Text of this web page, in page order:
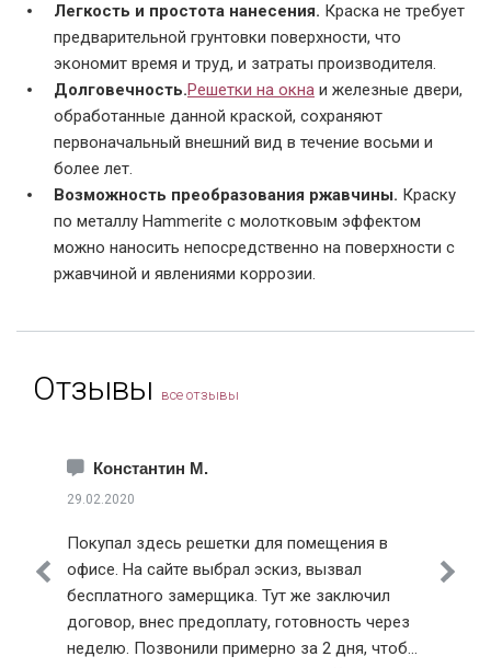
Легкость и простота нанесения. Краска не требует
предварительной грунтовки поверхности, что
экономит время и труд, и затраты производителя.
Долговечность.Решетки на окна и железные двери,
обработанные данной краской, сохраняют
первоначальный внешний вид в течение восьми и
более лет.
Возможность преобразования ржавчины. Краску
по металлу Hammerite с молотковым эффектом
можно наносить непосредственно на поверхности с
ржавчиной и явлениями коррозии.
Отзывы все отзывы
Константин М.
29.02.2020
Покупал здесь решетки для помещения в
офисе. На сайте выбрал эскиз, вызвал
бесплатного замерщика. Тут же заключил
договор, внес предоплату, готовность через
неделю. Позвонили примерно за 2 дня, чтобы